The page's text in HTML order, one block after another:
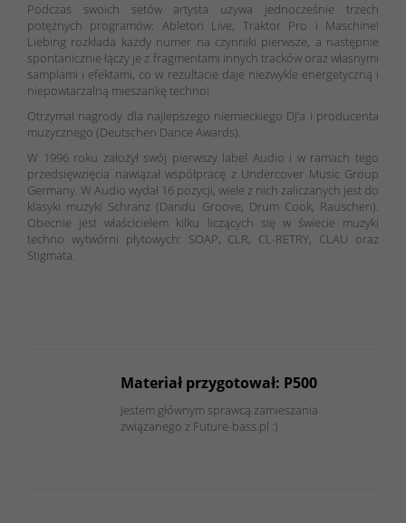
Podczas swoich setów artysta używa jednocześnie trzech
potężnych programów: Ableton Live, Traktor Pro i Maschine!
Liebing rozkłada każdy numer na czynniki pierwsze, a następnie
spontanicznie łączy je z fragmentami innych tracków oraz własnymi
samplami i efektami, co w rezultacie daje niezwykle energetyczną i
niepowtarzalną mieszankę techno!
Otrzymał nagrody dla najlepszego niemieckiego DJ’a i producenta
muzycznego (Deutschen Dance Awards).
W 1996 roku założył swój pierwszy label Audio i w ramach tego
przedsięwzięcia nawiązał współpracę z Undercover Music Group
Germany. W Audio wydał 16 pozycji, wiele z nich zaliczanych jest do
klasyki muzyki Schranz (Dandu Groove, Drum Cook, Rauschen).
Obecnie jest właścicielem kilku liczących się w świecie muzyki
techno wytwórni płytowych: SOAP, CLR, CL-RETRY, CLAU oraz
Stigmata.
Materiał przygotował: P500
Jestem głównym sprawcą zamieszania
związanego z Future-bass.pl :)